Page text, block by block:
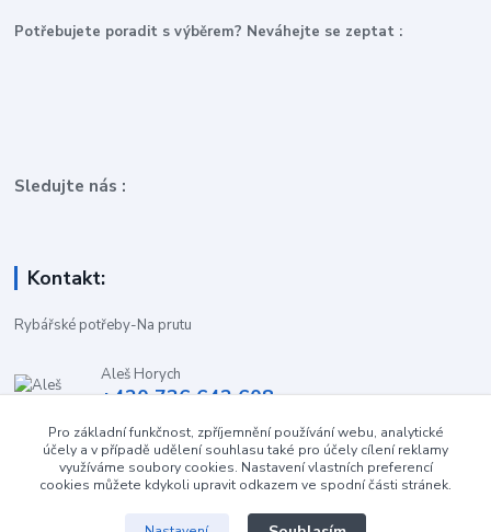
Potřebujete poradit s výběrem? Neváhejte se zeptat :
Sledujte nás :
Kontakt:
Rybářské potřeby-Na prutu
Aleš Horych
+420 736 642 608
obchod-naprutu@seznam.cz
Pro základní funkčnost, zpříjemnění používání webu, analytické
účely a v případě udělení souhlasu také pro účely cílení reklamy
využíváme soubory cookies. Nastavení vlastních preferencí
cookies můžete kdykoli upravit odkazem ve spodní části stránek.